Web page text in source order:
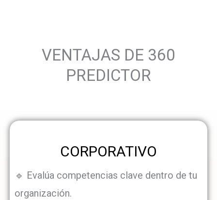
VENTAJAS DE 360
PREDICTOR
CORPORATIVO
🔹 Evalúa competencias clave dentro de tu
organización.